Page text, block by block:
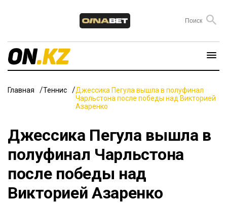
Главная Теннис
Джессика Пегула вышла в полуфинал
Чарльстона после победы над Викторией
Азаренко
Джессика Пегула вышла в
полуфинал Чарльстона
после победы над
Викторией Азаренко